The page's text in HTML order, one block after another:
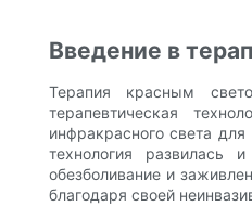
Введение в
Терапия красным
терапевтическая
инфракрасного света
технология
обезболивание и
благодаря своей